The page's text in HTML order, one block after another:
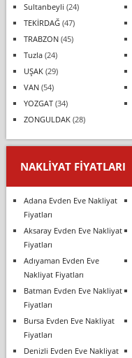
Sultanbeyli (24)
TEKİRDAĞ(47)
TRABZON(45)
Tuzla(24)
UŞAK(29)
VAN(54)
YOZGAT(34)
ZONGULDAK(28)
NAKLIYAT FIYATLARI
Adana Evden Eve Nakliyat
Fiyatları
Aksaray Evden Eve Nakliyat
Fiyatları
Adıyaman Evden Eve
Nakliyat Fiyatları
Batman Evden Eve Nakliyat
Fiyatları
Bursa Evden Eve Nakliyat
Fiyatları
Denizli Evden Eve Nakliyat